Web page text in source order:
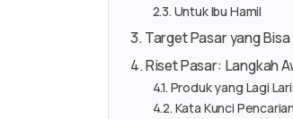
Untuk Ibu Hamil
Target Pasar yang
Riset Pasar: Langkah
Produk yang Lagi
Kata Kunci Pencarian